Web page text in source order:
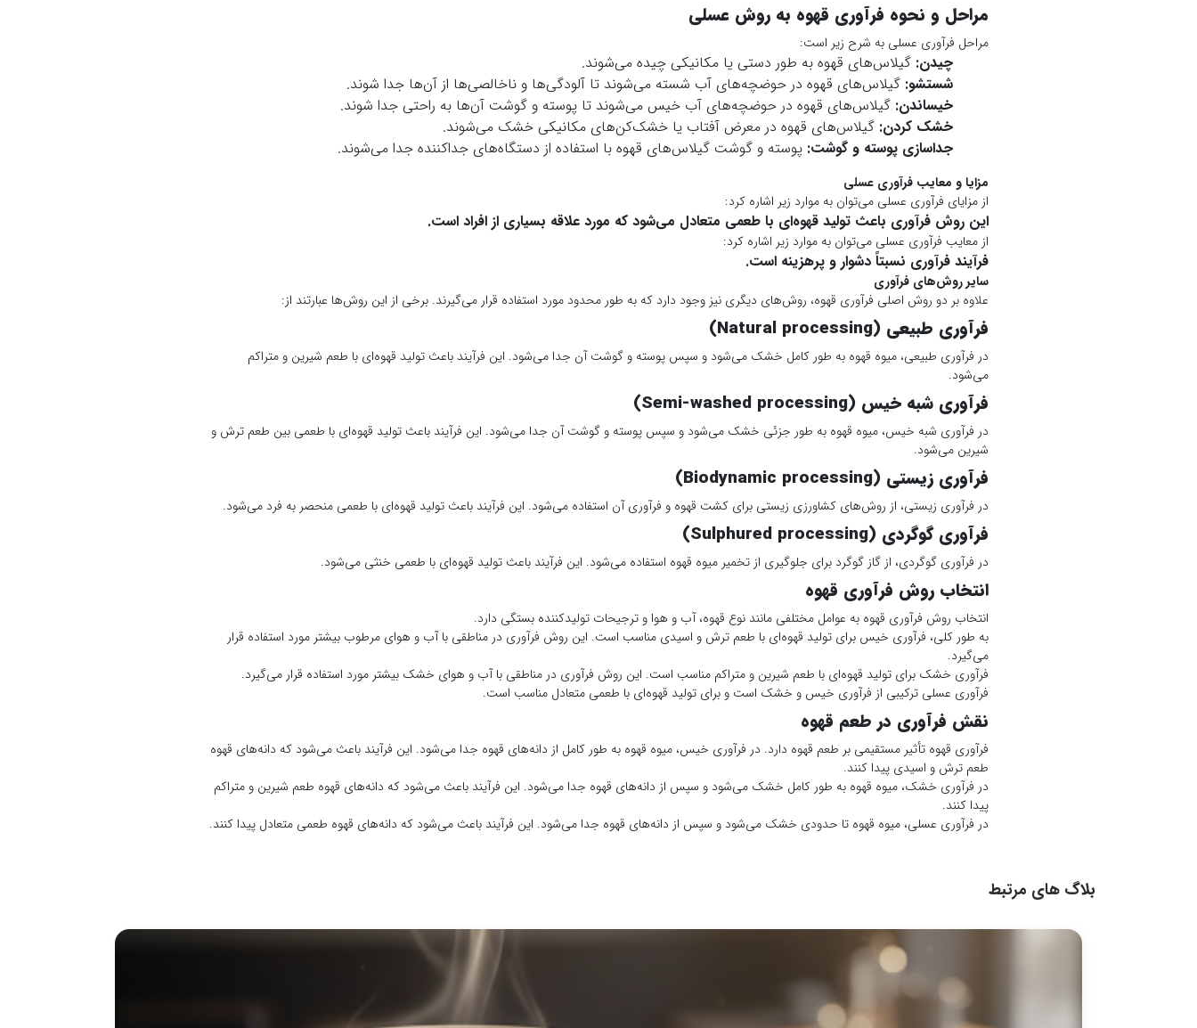
مراحل و نحوه فرآوری قهوه به روش عسلی
مراحل فرآوری عسلی به شرح زیر است:
چیدن: گیلاس‌های قهوه به طور دستی یا مکانیکی چیده می‌شوند.
شستشو: گیلاس‌های قهوه در حوضچه‌های آب شسته می‌شوند تا آلودگی‌ها و ناخالصی‌ها از آن‌ها جدا شوند.
خیساندن: گیلاس‌های قهوه در حوضچه‌های آب خیس می‌شوند تا پوسته و گوشت آن‌ها به راحتی جدا شوند.
خشک کردن: گیلاس‌های قهوه در معرض آفتاب یا خشک‌کن‌های مکانیکی خشک می‌شوند.
جداسازی پوسته و گوشت: پوسته و گوشت گیلاس‌های قهوه با استفاده از دستگاه‌های جداکننده جدا می‌شوند.
مزایا و معایب فرآوری عسلی
از مزایای فرآوری عسلی می‌توان به موارد زیر اشاره کرد:
این روش فرآوری باعث تولید قهوه‌ای با طعمی متعادل می‌شود که مورد علاقه بسیاری از افراد است.
از معایب فرآوری عسلی می‌توان به موارد زیر اشاره کرد:
فرآیند فرآوری نسبتاً دشوار و پرهزینه است.
سایر روش‌های فرآوری
علاوه بر دو روش اصلی فرآوری قهوه، روش‌های دیگری نیز وجود دارد که به طور محدود مورد استفاده قرار می‌گیرند. برخی از این روش‌ها عبارتند از:
فرآوری طبیعی (Natural processing)
در فرآوری طبیعی، میوه قهوه به طور کامل خشک می‌شود و سپس پوسته و گوشت آن جدا می‌شود. این فرآیند باعث تولید قهوه‌ای با طعم شیرین و متراکم
می‌شود.
فرآوری شبه خیس (Semi-washed processing)
در فرآوری شبه خیس، میوه قهوه به طور جزئی خشک می‌شود و سپس پوسته و گوشت آن جدا می‌شود. این فرآیند باعث تولید قهوه‌ای با طعمی بین طعم ترش و
شیرین می‌شود.
فرآوری زیستی (Biodynamic processing)
در فرآوری زیستی، از روش‌های کشاورزی زیستی برای کشت قهوه و فرآوری آن استفاده می‌شود. این فرآیند باعث تولید قهوه‌ای با طعمی منحصر به فرد می‌شود.
فرآوری گوگردی (Sulphured processing)
در فرآوری گوگردی، از گاز گوگرد برای جلوگیری از تخمیر میوه قهوه استفاده می‌شود. این فرآیند باعث تولید قهوه‌ای با طعمی خنثی می‌شود.
انتخاب روش فرآوری قهوه
انتخاب روش فرآوری قهوه به عوامل مختلفی مانند نوع قهوه، آب و هوا و ترجیحات تولیدکننده بستگی دارد.
به طور کلی، فرآوری خیس برای تولید قهوه‌ای با طعم ترش و اسیدی مناسب است. این روش فرآوری در مناطقی با آب و هوای مرطوب بیشتر مورد استفاده قرار
می‌گیرد.
فرآوری خشک برای تولید قهوه‌ای با طعم شیرین و متراکم مناسب است. این روش فرآوری در مناطقی با آب و هوای خشک بیشتر مورد استفاده قرار می‌گیرد.
فرآوری عسلی ترکیبی از فرآوری خیس و خشک است و برای تولید قهوه‌ای با طعمی متعادل مناسب است.
نقش فرآوری در طعم قهوه
فرآوری قهوه تأثیر مستقیمی بر طعم قهوه دارد. در فرآوری خیس، میوه قهوه به طور کامل از دانه‌های قهوه جدا می‌شود. این فرآیند باعث می‌شود که دانه‌های قهوه
طعم ترش و اسیدی پیدا کنند.
در فرآوری خشک، میوه قهوه به طور کامل خشک می‌شود و سپس از دانه‌های قهوه جدا می‌شود. این فرآیند باعث می‌شود که دانه‌های قهوه طعم شیرین و متراکم
پیدا کنند.
در فرآوری عسلی، میوه قهوه تا حدودی خشک می‌شود و سپس از دانه‌های قهوه جدا می‌شود. این فرآیند باعث می‌شود که دانه‌های قهوه طعمی متعادل پیدا کنند.
بلاگ های مرتبط